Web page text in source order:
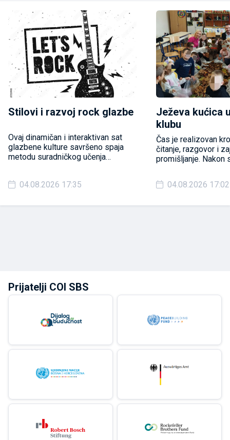
Stilovi i razvoj rock glazbe
Ovaj dinamičan i interaktivan sat
glazbene kulture savršeno spaja
metodu suradničkog učenja
učenici kroz vlastiti doživljaj,
znanja ).
04.08.2026 17:35
Ježeva kućica
klubu
Čas je realizovan
čitanje, razgovor i
promišljanje. Nakon
likova, izdvajali
razlikovali činjenice
iskustvima.
04.08.2026 17:02
Prijatelji COI SBS